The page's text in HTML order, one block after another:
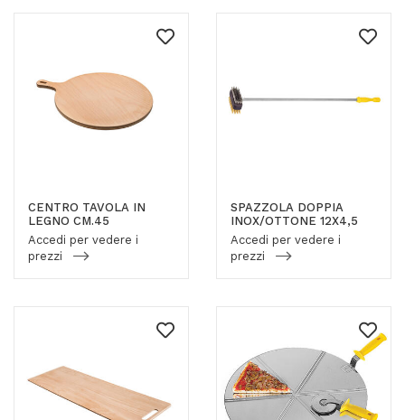
CENTRO TAVOLA IN
LEGNO CM.45
Accedi per vedere i
prezzi
SPAZZOLA DOPPIA
INOX/OTTONE 12X4,5
Accedi per vedere i
prezzi